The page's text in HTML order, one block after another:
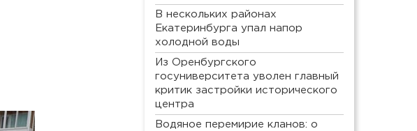
В нескольких районах
Екатеринбурга упал напор
холодной воды
Из Оренбургского
госуниверситета уволен главный
критик застройки исторического
центра
Водяное перемирие кланов: о